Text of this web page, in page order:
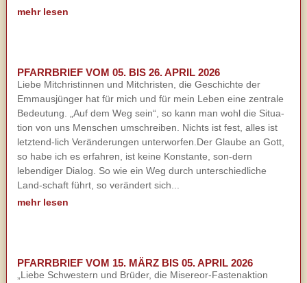
mehr lesen
PFARRBRIEF VOM 05. BIS 26. APRIL 2026
Liebe Mitchristinnen und Mitchristen, die Geschichte der
Emmausjünger hat für mich und für mein Leben eine zentrale
Bedeutung. „Auf dem Weg sein“, so kann man wohl die Situa-
tion von uns Menschen umschreiben. Nichts ist fest, alles ist
letztend-lich Veränderungen unterworfen.Der Glaube an Gott,
so habe ich es erfahren, ist keine Konstante, son-dern
lebendiger Dialog. So wie ein Weg durch unterschiedliche
Land-schaft führt, so verändert sich...
mehr lesen
PFARRBRIEF VOM 15. MÄRZ BIS 05. APRIL 2026
„Liebe Schwestern und Brüder, die Misereor-Fastenaktion